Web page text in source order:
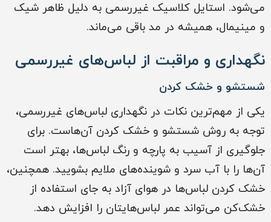
می‌شود. استایل کلاسیک غیررسمی به دلیل ظاهر شیک
و مینیمال، همیشه در مد باقی می‌ماند.
نگهداری و مراقبت از لباس‌های غیررسمی
شستشو و خشک کردن
یکی از مهم‌ترین نکات در نگهداری لباس‌های غیررسمی،
توجه به روش شستشو و خشک کردن آن‌هاست. برای
جلوگیری از آسیب به پارچه و رنگ لباس‌ها، بهتر است
آن‌ها را با آب سرد و شوینده‌های ملایم بشویید. همچنین،
خشک کردن لباس‌ها در هوای آزاد به جای استفاده از
خشک‌کن می‌تواند عمر لباس‌هایتان را افزایش دهد.